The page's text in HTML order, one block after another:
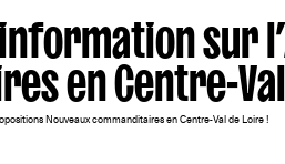
sur
en Centre-
Nouveaux commanditaires en Centre-Val de Loire !